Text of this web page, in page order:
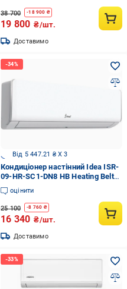
38 700 -18 900 ₴
19 800 ₴/шт.
Доставимо
Від 5 447.21 ₴ X 3
Кондиціонер настінний Idea ISR-
09-HR-SC1-DN8 HB Heating Belt
Wi-fi Ready (29356246)
оцінити
25 100 -8 760 ₴
16 340 ₴/шт.
Доставимо